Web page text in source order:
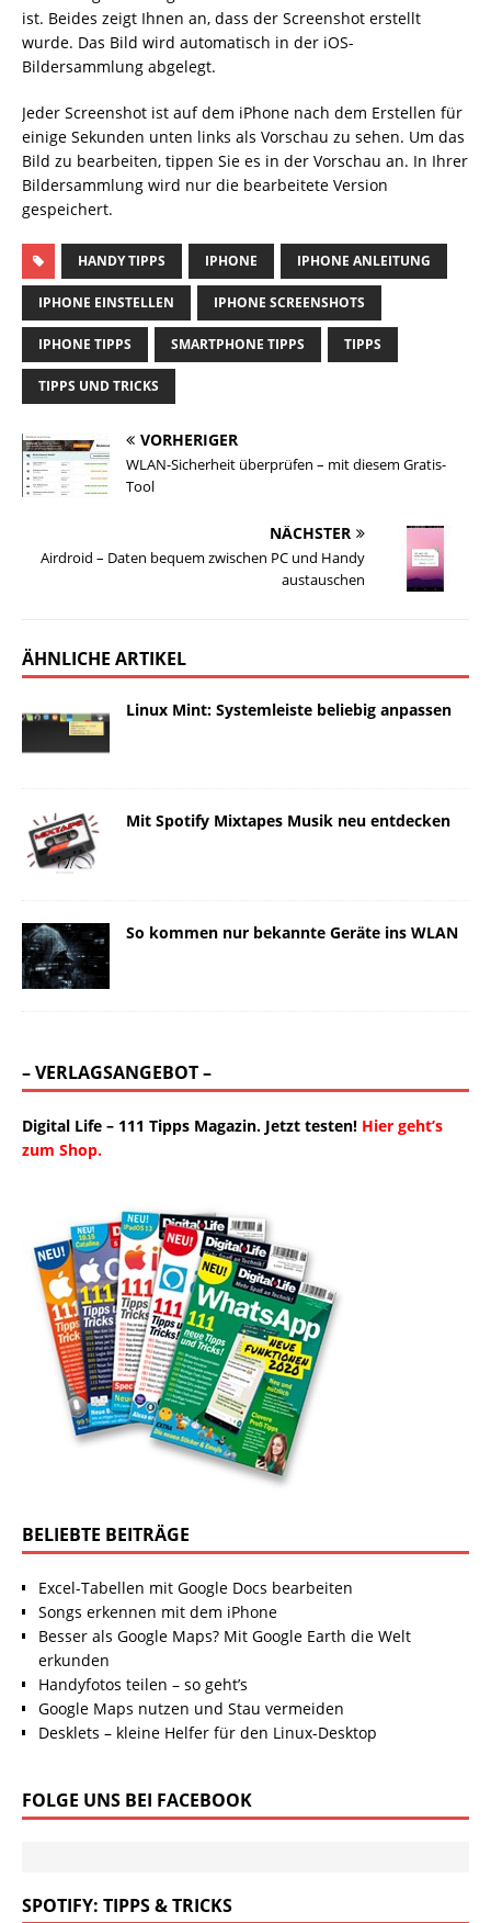
ist. Beides zeigt Ihnen an, dass der Screenshot erstellt
wurde. Das Bild wird automatisch in der iOS-
Bildersammlung abgelegt.
Jeder Screenshot ist auf dem iPhone nach dem Erstellen für
einige Sekunden unten links als Vorschau zu sehen. Um das
Bild zu bearbeiten, tippen Sie es in der Vorschau an. In Ihrer
Bildersammlung wird nur die bearbeitete Version
gespeichert.
HANDY TIPPS IPHONE IPHONE ANLEITUNG
IPHONE EINSTELLEN IPHONE SCREENSHOTS
IPHONE TIPPS SMARTPHONE TIPPS TIPPS
TIPPS UND TRICKS
VORHERIGER
WLAN-Sicherheit überprüfen – mit diesem Gratis-
Tool
NÄCHSTER
Airdroid – Daten bequem zwischen PC und Handy
austauschen
ÄHNLICHE ARTIKEL
Linux Mint: Systemleiste beliebig anpassen
Mit Spotify Mixtapes Musik neu entdecken
So kommen nur bekannte Geräte ins WLAN
– VERLAGSANGEBOT –
Digital Life – 111 Tipps Magazin. Jetzt testen! Hier geht’s
zum Shop.
BELIEBTE BEITRÄGE
Excel-Tabellen mit Google Docs bearbeiten
Songs erkennen mit dem iPhone
Besser als Google Maps? Mit Google Earth die Welt
erkunden
Handyfotos teilen – so geht’s
Google Maps nutzen und Stau vermeiden
Desklets – kleine Helfer für den Linux-Desktop
FOLGE UNS BEI FACEBOOK
SPOTIFY: TIPPS & TRICKS